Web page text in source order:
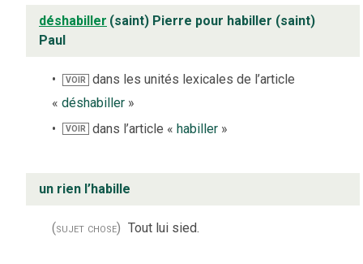
déshabiller (saint) Pierre pour habiller (saint)
Paul
VOIR
dans les unités lexicales de l’article
« déshabiller »
VOIR dans l’article «habiller »
un rien l’habille
(sujet chose) Tout lui sied.